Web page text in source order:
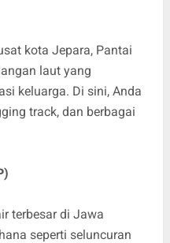
kota Jepara, Pantai
laut yang
keluarga. Di sini, Anda
track, dan berbagai
terbesar di Jawa
seperti seluncuran